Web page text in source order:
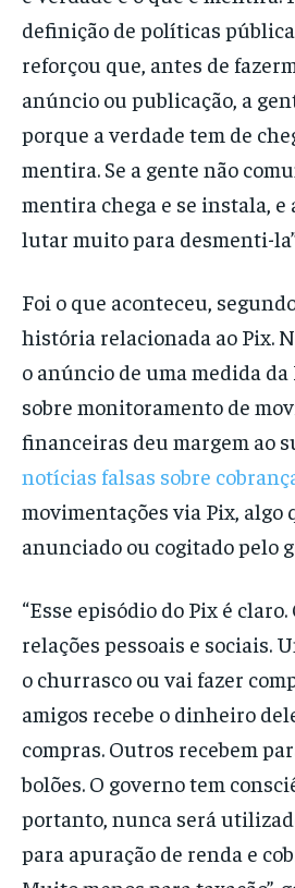
definição de políticas
reforçou que, antes de
anúncio ou publicação, a
porque a verdade tem de
mentira. Se a gente não
mentira chega e se instala, e
lutar muito para desmenti-
Foi o que aconteceu,
história relacionada ao Pix.
o anúncio de uma medida da
sobre monitoramento de
financeiras deu margem ao
notícias falsas sobre
movimentações via Pix, algo
anunciado ou cogitado pelo
“Esse episódio do Pix é
relações pessoais e sociais.
o churrasco ou vai fazer
amigos recebe o dinheiro
compras. Outros recebem
bolões. O governo tem
portanto, nunca será
para apuração de renda e